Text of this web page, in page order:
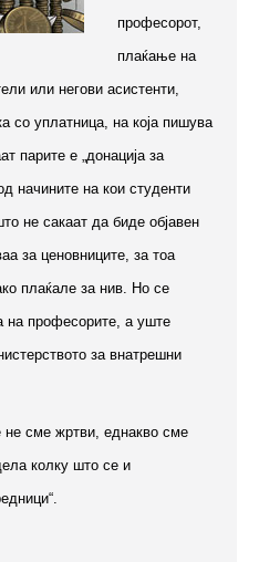
професорот,
плаќање на
или негови асистенти,
со уплатница, на која пишува
парите е „донација за
начините на кои студенти
не сакаат да биде објавен
за ценовниците, за тоа
плаќале за нив. Но се
на професорите, а уште
за внатрешни
не сме жртви, еднакво сме
колку што се и